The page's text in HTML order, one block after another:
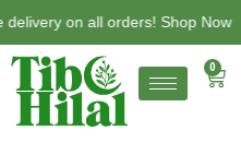
on all orders! Shop Now
0